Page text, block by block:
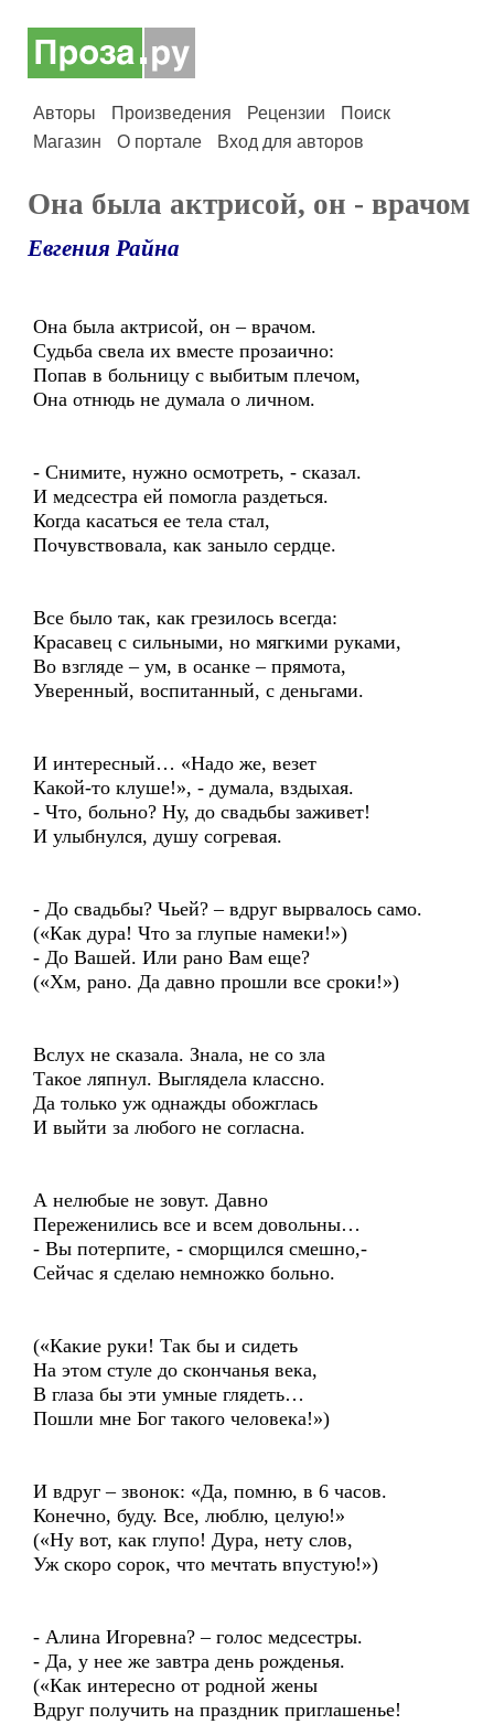
Авторы Произведения Рецензии
Поиск
Магазин
О портале Вход для авторов
Она была актрисой, он - врачом
Евгения Райна
Она была актрисой, он – врачом.
Судьба свела их вместе прозаично:
Попав в больницу с выбитым плечом,
Она отнюдь не думала о личном.
- Снимите, нужно осмотреть, - сказал.
И медсестра ей помогла раздеться.
Когда касаться ее тела стал,
Почувствовала, как заныло сердце.
Все было так, как грезилось всегда:
Красавец с сильными, но мягкими руками,
Во взгляде – ум, в осанке – прямота,
Уверенный, воспитанный, с деньгами.
И интересный… «Надо же, везет
Какой-то клуше!», - думала, вздыхая.
- Что, больно? Ну, до свадьбы заживет!
И улыбнулся, душу согревая.
- До свадьбы? Чьей? – вдруг вырвалось само.
(«Как дура! Что за глупые намеки!»)
- До Вашей. Или рано Вам еще?
(«Хм, рано. Да давно прошли все сроки!»)
Вслух не сказала. Знала, не со зла
Такое ляпнул. Выглядела классно.
Да только уж однажды обожглась
И выйти за любого не согласна.
А нелюбые не зовут. Давно
Переженились все и всем довольны…
- Вы потерпите, - сморщился смешно,-
Сейчас я сделаю немножко больно.
(«Какие руки! Так бы и сидеть
На этом стуле до скончанья века,
В глаза бы эти умные глядеть…
Пошли мне Бог такого человека!»)
И вдруг – звонок: «Да, помню, в 6 часов.
Конечно, буду. Все, люблю, целую!»
(«Ну вот, как глупо! Дура, нету слов,
Уж скоро сорок, что мечтать впустую!»)
- Алина Игоревна? – голос медсестры.
- Да, у нее же завтра день рожденья.
(«Как интересно от родной жены
Вдруг получить на праздник приглашенье!